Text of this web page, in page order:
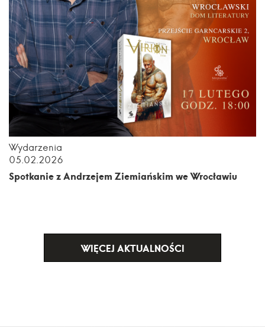
Wydarzenia
05.02.2026
Spotkanie z Andrzejem Ziemiańskim we Wrocławiu
WIĘCEJ AKTUALNOŚCI